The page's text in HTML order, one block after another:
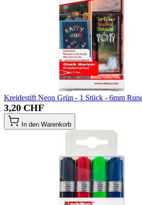
Kreidestift Neon Grün - 1 Stück - 6mm
3,20 CHF
In den Warenkorb